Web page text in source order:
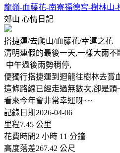
龍嶺-血藤花-南寮福德宮-樹林山-
郊山 心情日記
搭捷運/去爬山/血藤花/幸運之花
清明連假的最後一天,一樣大雨不
中午過後雨勢稍停,
便獨行搭捷運到迴龍往樹林去賞
這條路線已經走過無數次,卻是
看來今年會非常幸運呀~~
記錄日期2026-04-06
里程7.45 公里
花費時間2 小時 11 分鐘
高度落差267.42 公尺